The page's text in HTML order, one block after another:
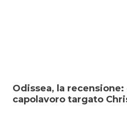
Odissea, la
capolavoro targato